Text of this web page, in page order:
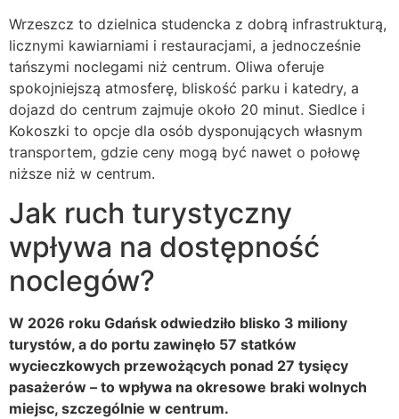
Wrzeszcz to dzielnica studencka z dobrą infrastrukturą,
licznymi kawiarniami i restauracjami, a jednocześnie
tańszymi noclegami niż centrum. Oliwa oferuje
spokojniejszą atmosferę, bliskość parku i katedry, a
dojazd do centrum zajmuje około 20 minut. Siedlce i
Kokoszki to opcje dla osób dysponujących własnym
transportem, gdzie ceny mogą być nawet o połowę
niższe niż w centrum.
Jak ruch turystyczny
wpływa na dostępność
noclegów?
W 2026 roku Gdańsk odwiedziło blisko 3 miliony
turystów, a do portu zawinęło 57 statków
wycieczkowych przewożących ponad 27 tysięcy
pasażerów – to wpływa na okresowe braki wolnych
miejsc, szczególnie w centrum.